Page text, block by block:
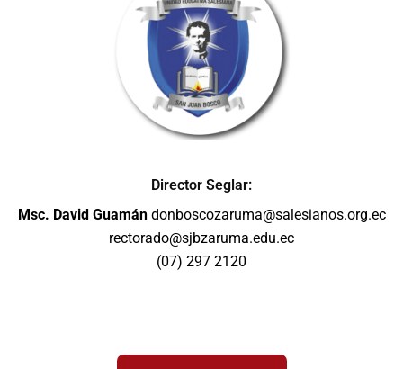
Director Seglar:
Msc. David Guamándonboscozaruma@salesianos.org.ec
rectorado@sjbzaruma.edu.ec
(07) 297 2120